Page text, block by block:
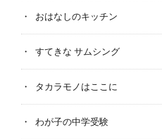
おはなしのキッチン
すてきな サムシング
タカラモノはここに
わが子の中学受験